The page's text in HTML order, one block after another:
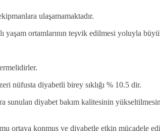
ulaşamamaktadır.
yaşam ortamlarının teşvik edilmesi yoluyla
nüfusta diyabetli birey sıklığı % 10.5 dir.
sunulan diyabet bakım kalitesinin
ortaya konmuş ve diyabetle etkin mücadele